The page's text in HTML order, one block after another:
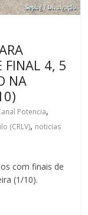
FINAL 4, 5
NA
Potencia,
(CRLV), noticias
com finais de
(1/10).